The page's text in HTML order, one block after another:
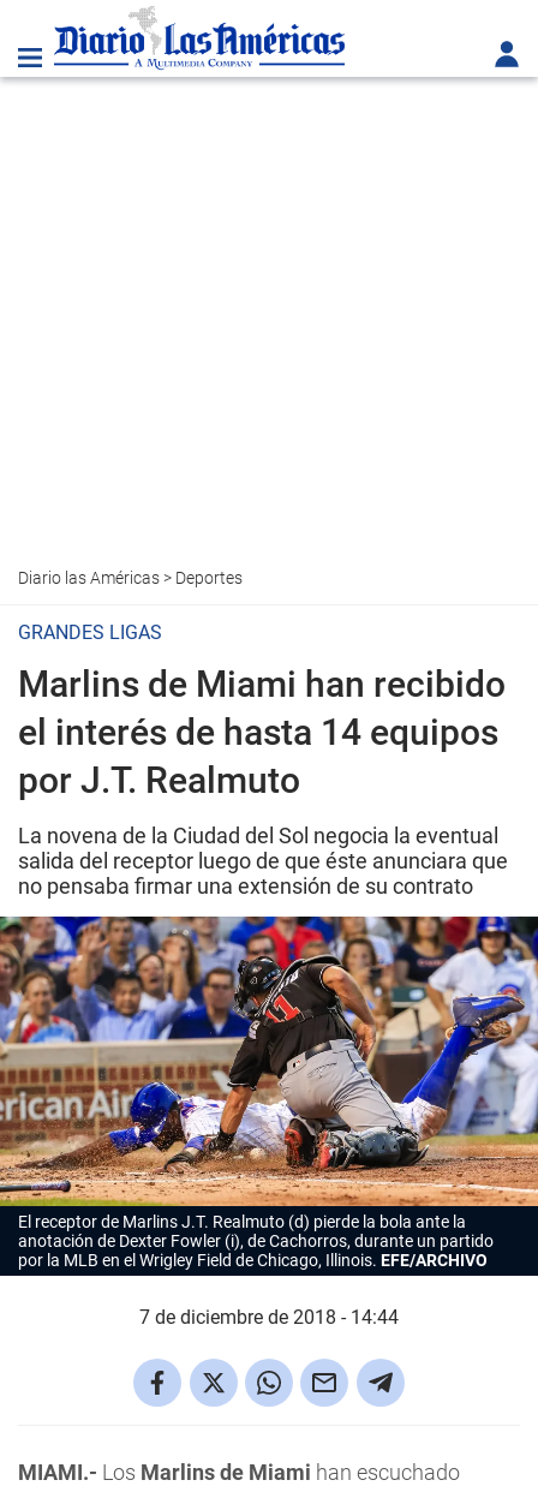
Diario las Américas> Deportes
GRANDES LIGAS
Marlins de Miami han recibido
el interés de hasta 14 equipos
por J.T. Realmuto
La novena de la Ciudad del Sol negocia la eventual
salida del receptor luego de que éste anunciara que
no pensaba firmar una extensión de su contrato
El receptor de Marlins J.T. Realmuto (d) pierde la bola ante la
anotación de Dexter Fowler (i), de Cachorros, durante un partido
por la MLB en el Wrigley Field de Chicago, Illinois. EFE/ARCHIVO
7 de diciembre de 2018 - 14:44
MIAMI.- Los Marlins de Miami han escuchado